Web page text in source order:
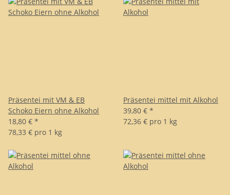
Präsentei mit VM & EB
Schoko Eiern ohne Alkohol
18,80 € *
78,33 € pro 1 kg
Präsentei mittel mit Alkohol
39,80 € *
72,36 € pro 1 kg